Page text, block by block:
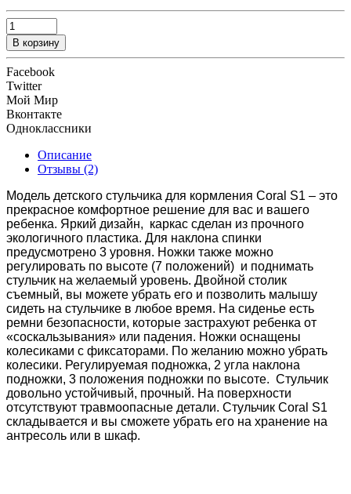
В корзину
Facebook
Twitter
Мой Мир
Вконтакте
Одноклассники
Описание
Отзывы (2)
Модель детского стульчика для кормления Coral S1 – это
прекрасное комфортное решение для вас и вашего
ребенка. Яркий дизайн, каркас сделан из прочного
экологичного пластика. Для наклона спинки
предусмотрено 3 уровня. Ножки также можно
регулировать по высоте (7 положений) и поднимать
стульчик на желаемый уровень. Двойной столик
съемный, вы можете убрать его и позволить малышу
сидеть на стульчике в любое время. На сиденье есть
ремни безопасности, которые застрахуют ребенка от
«соскальзывания» или падения. Ножки оснащены
колесиками с фиксаторами. По желанию можно убрать
колесики. Регулируемая подножка, 2 угла наклона
подножки, 3 положения подножки по высоте. Стульчик
довольно устойчивый, прочный. На поверхности
отсутствуют травмоопасные детали. Стульчик Coral S1
складывается и вы сможете убрать его на хранение на
антресоль или в шкаф.